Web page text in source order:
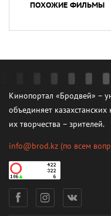
ПОХОЖИЕ ФИЛЬМЫ
Кинопортал «Бродвей» –
объединяет
их творчества – зрителей.
info@brod.kz (по всем